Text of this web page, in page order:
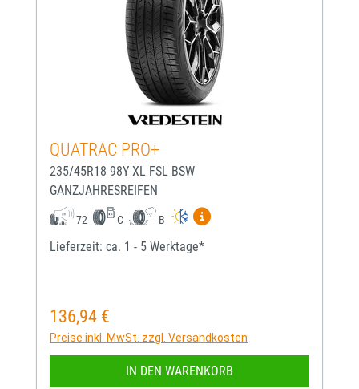
QUATRAC PRO+
235/45R18 98Y XL FSL BSW
GANZJAHRESREIFEN
72 C B
Mehr Informationen zum
Lieferzeit: ca. 1 - 5 Werktage*
Regulärer Preis:
136,94 €
Preise inkl. MwSt. zzgl. Versandkosten
IN DEN WARENKORB